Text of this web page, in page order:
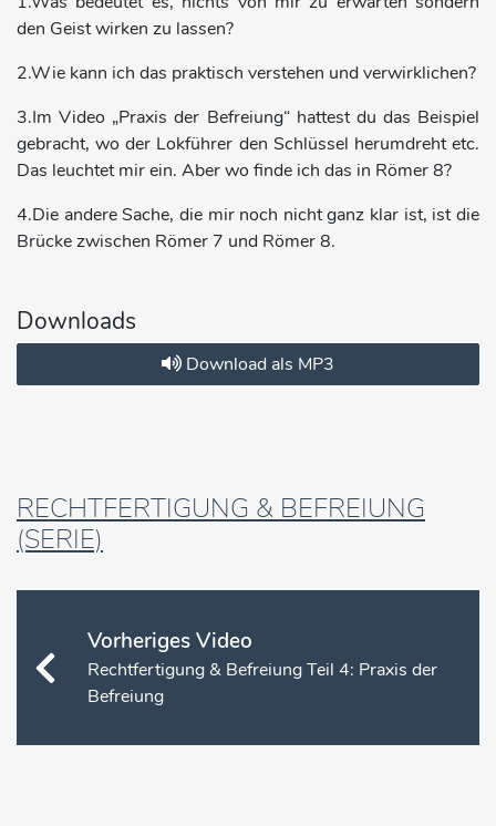
den Geist wirken zu lassen?
2.Wie kann ich das praktisch verstehen und verwirklichen?
3.Im Video „Praxis der Befreiung“ hattest du das Beispiel
gebracht, wo der Lokführer den Schlüssel herumdreht etc.
Das leuchtet mir ein. Aber wo finde ich das in Römer 8?
4.Die andere Sache, die mir noch nicht ganz klar ist, ist die
Brücke zwischen Römer 7 und Römer 8.
Downloads
Download als MP3
RECHTFERTIGUNG & BEFREIUNG
(SERIE)
Vorheriges Video
Rechtfertigung & Befreiung Teil 4: Praxis der
Befreiung